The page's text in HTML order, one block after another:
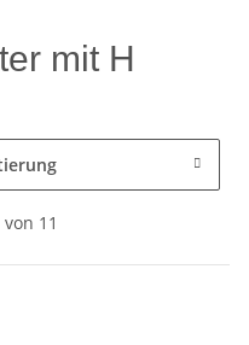
mit H
11